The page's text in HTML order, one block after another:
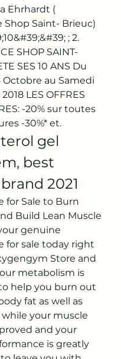
Ehrhardt (
Shop Saint- Brieuc)
; 2.
SHOP SAINT-
SES 10 ANS Du
Octobre au Samedi
LES OFFRES
-20% sur toutes
-30%* et.
gel
best
2021
for Sale to Burn
Build Lean Muscle
genuine
for sale today right
Store and
metabolism is
help you burn out
fat as well as
while your muscle
and your
is greatly